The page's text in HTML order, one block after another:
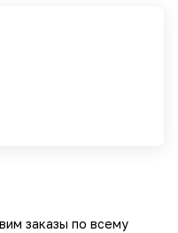
заказы по всему